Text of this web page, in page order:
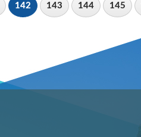
142 143 144 145